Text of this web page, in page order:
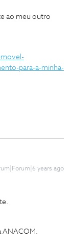
ao meu outro
para-a-minha-
years ago
ANACOM.